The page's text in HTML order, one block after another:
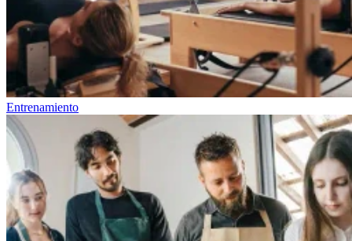
Entrenamiento